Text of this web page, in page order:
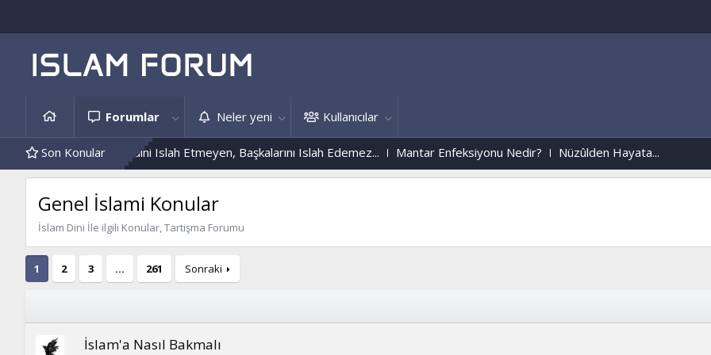
Forumlar Neler yeni Kullanıcılar
Son Konular
Örnekleri Kendini Islah Etmeyen, Başkalarını Islah Edemez... Mantar Enfeksiyonu Nedir? Nüzûlden Hayata...
Genel İslami Konular
İslam Dini İle ilgili Konular, Tartişma Forumu
1 2 3 … 261 Sonraki
İslam'a Nasıl Bakmalı